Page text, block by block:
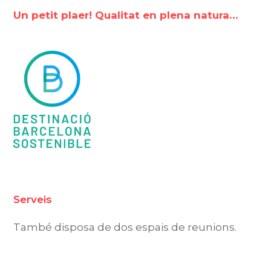
Un petit plaer! Qualitat en plena natura…
Serveis
També disposa de dos espais de reunions.